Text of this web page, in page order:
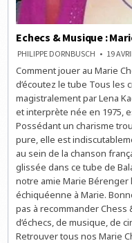
Echecs & Musique :
PHILIPPE DORNBUSCH 19
Comment jouer au Marie
d’écoutez le tube Tous les
magistralement par Lena
et interprète née en 1975,
Possédant un charisme
pure, elle est
au sein de la chanson
glissée dans ce tube de
notre amie Marie
échiquéenne à Marie.
pas à recommander Chess
d’échecs, de musique, de
Retrouver tous nos Marie